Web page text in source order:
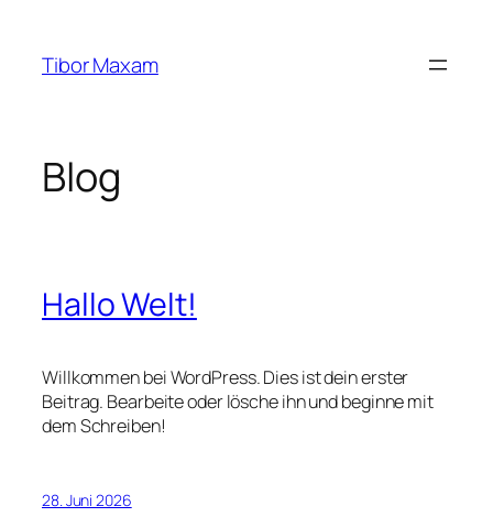
springen
Tibor Maxam
Blog
Hallo Welt!
Willkommen bei WordPress. Dies ist dein erster
Beitrag. Bearbeite oder lösche ihn und beginne mit
dem Schreiben!
28. Juni 2026